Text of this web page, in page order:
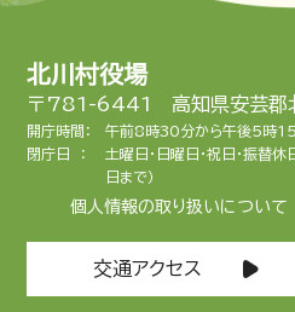
北川村役場
〒781-6441 高知県安芸郡
開庁時間：
午前8時30分から午後5時
閉庁日 ：
土曜日・日曜日・祝日・振替
日まで）
個人情報の取り扱いについて
交通アクセス